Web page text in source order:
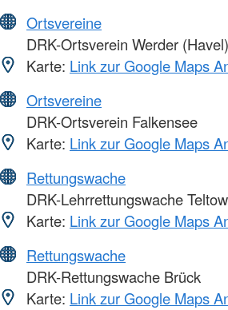
Ortsvereine
DRK-Ortsverein Werder (Havel)
Karte: Link zur Google Maps
Ortsvereine
DRK-Ortsverein Falkensee
Karte: Link zur Google Maps
Rettungswache
DRK-Lehrrettungswache Teltow
Karte: Link zur Google Maps
Rettungswache
DRK-Rettungswache Brück
Karte: Link zur Google Maps